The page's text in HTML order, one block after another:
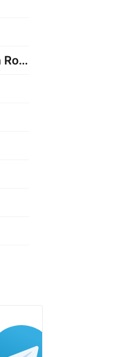
Подтверждение возраста Roblox